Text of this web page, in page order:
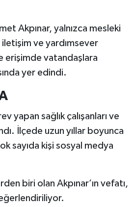
Akpınar, yalnızca mesleki
ve yardımsever
erişimde vatandaşlara
yer edindi.
yapan sağlık çalışanları ve
İlçede uzun yıllar boyunca
sayıda kişi sosyal medya
biri olan Akpınar’ın vefatı,